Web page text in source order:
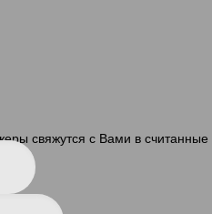
свяжутся с Вами в считанные